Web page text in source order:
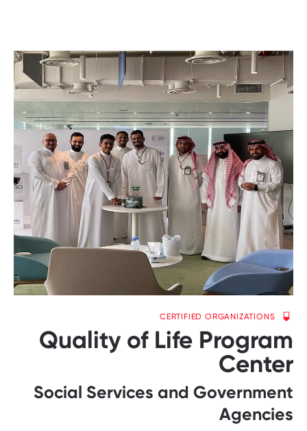
CERTIFIED ORGANIZATIONS
Quality of Life Program
Center
Social Services and Government
Agencies